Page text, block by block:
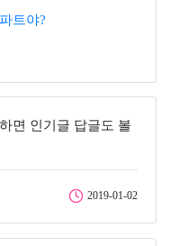
트야?
면 인기글 답글도 볼
2019-01-02